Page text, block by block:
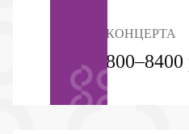
4 КОНЦЕРТА